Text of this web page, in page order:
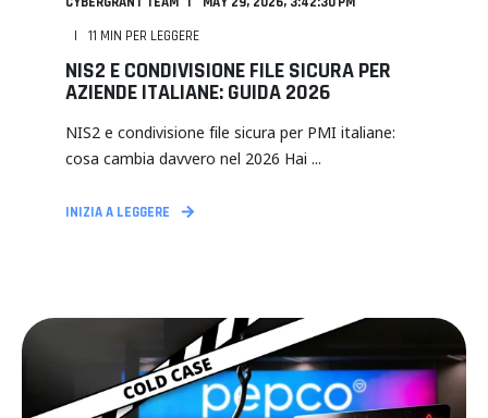
11 MIN PER LEGGERE
NIS2 E CONDIVISIONE FILE SICURA PER
AZIENDE ITALIANE: GUIDA 2026
NIS2 e condivisione file sicura per PMI italiane:
cosa cambia davvero nel 2026 Hai ...
INIZIA A LEGGERE